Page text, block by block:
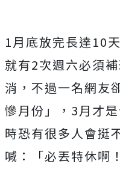
1月底放完長達10
就有2次週六必須
消，不過一名網友
慘月份」，3月才
時恐有很多人會挺
喊：「必丟特休啊！